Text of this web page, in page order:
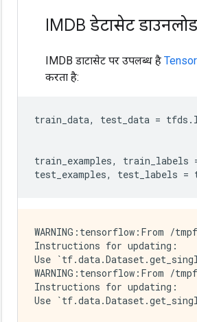
IMDB डेटासेट
IMDB डाटासेट पर उपलब्ध है
करता है:
train_data, test_data = tfds .
train_examples, train_labels
test_examples, test_labels =
WARNING:tensorflow:From /
Instructions for updating:
Use
WARNING:tensorflow:From /
Instructions for updating: